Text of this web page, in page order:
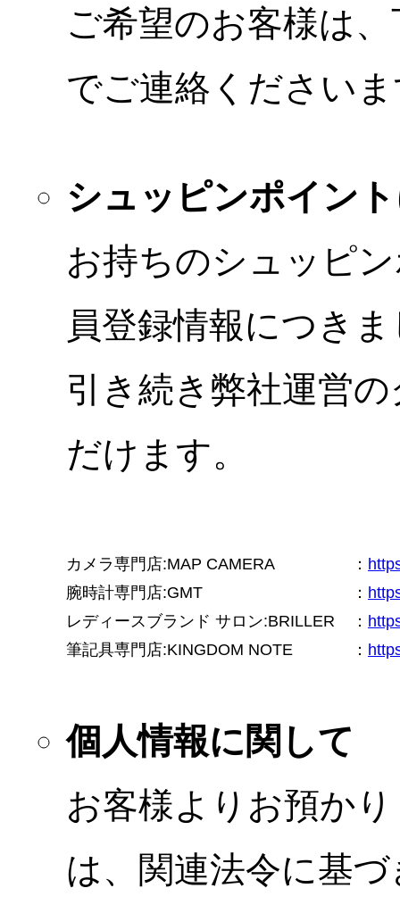
ご希望のお客様は
でご連絡ください
シュッピンポイン
お持ちのシュッピ
員登録情報につき
引き続き弊社運営
だけます。
カメラ専門店:MAP CAMERA ：
腕時計専門店:GMT
：
レディースブランド サロン:BRILLER
：
筆記具専門店:KINGDOM NOTE
：
個人情報に関して
お客様よりお預か
は、関連法令に基